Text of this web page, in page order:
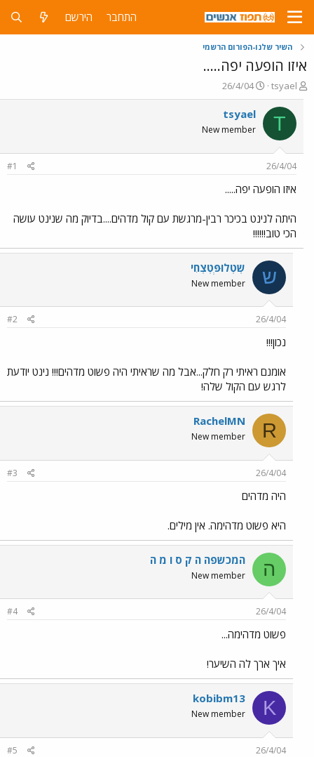
התחבר הירשם
השיר שלנו-הפורום הרשמי
איזו הופעה יפה.....
פ
ו
ת
ח
ה
ש
א
tsyael
פ
ו
ר
ם
ר
26/4/04
T
tsyael
New member
26/4/04
#1
איזו הופעה יפה.....
היתה לנינט בכיכר רבין-מרגשת עם קול מדהים....בדיוק מה שנינט עושה
הכי טוב!!!!!!
ש שְטְלוּפְּטְצְחִי
New member
26/4/04
#2
נכון!!!
אומנם ראיתי רק חלק...אבל מה שראיתי היה פשוט מדהים!!! נינט יודעת
לרגש עם הקול שלה!
R
RachelMN
New member
26/4/04
#3
היה מדהים
היא פשוט מדהימה. אין מילים.
ה המכשפה ה ק ס ו מ ה
New member
26/4/04
#4
פשוט מדהימה...
איך ארך לה השיער!
K
kobibm13
New member
26/4/04
#5